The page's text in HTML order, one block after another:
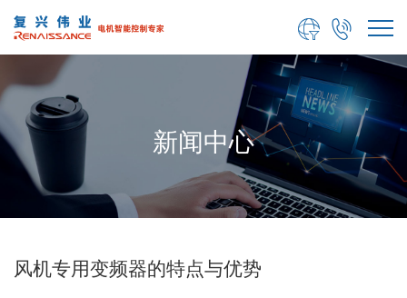


新闻中心
风机专用变频器的特点与优势